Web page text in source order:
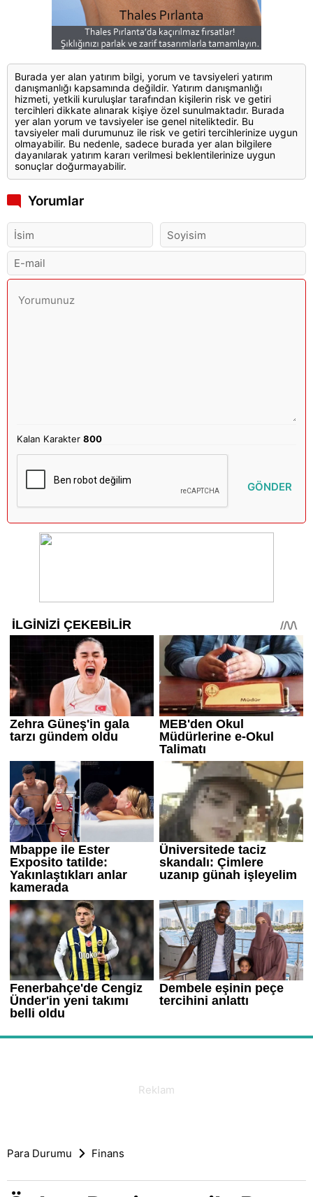
Burada yer alan yatırım bilgi, yorum ve tavsiyeleri yatırım
danışmanlığı kapsamında değildir. Yatırım danışmanlığı
hizmeti, yetkili kuruluşlar tarafından kişilerin risk ve getiri
tercihleri dikkate alınarak kişiye özel sunulmaktadır. Burada
yer alan yorum ve tavsiyeler ise genel niteliktedir. Bu
tavsiyeler mali durumunuz ile risk ve getiri tercihlerinize uygun
olmayabilir. Bu nedenle, sadece burada yer alan bilgilere
dayanılarak yatırım kararı verilmesi beklentilerinize uygun
sonuçlar doğurmayabilir.
Yorumlar
Kalan Karakter800
GÖNDER
Para Durumu Finans